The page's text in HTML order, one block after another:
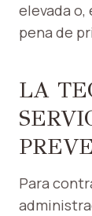
elevada o,
pena de
LA
Para